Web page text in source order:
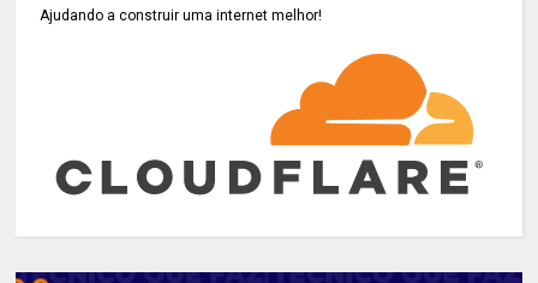
Ajudando a construir uma internet melhor!